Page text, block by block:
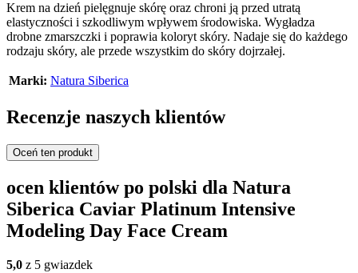
Krem na dzień pielęgnuje skórę oraz chroni ją przed utratą
elastyczności i szkodliwym wpływem środowiska. Wygładza
drobne zmarszczki i poprawia koloryt skóry. Nadaje się do każdego
rodzaju skóry, ale przede wszystkim do skóry dojrzałej.
Marki: Natura Siberica
Recenzje naszych klientów
Oceń ten produkt
ocen klientów po polski dla Natura
Siberica Caviar Platinum Intensive
Modeling Day Face Cream
5,0 z 5 gwiazdek